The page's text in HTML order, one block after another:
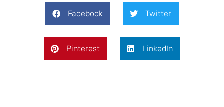
Facebook Twitter
Pinterest LinkedIn